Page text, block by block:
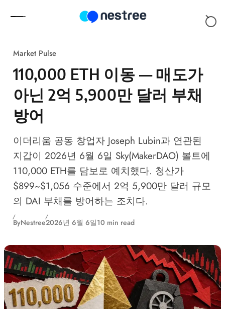
Market Pulse
110,000 ETH 이동 — 매도가
아닌 2억 5,900만 달러 부채
방어
이더리움 공동 창업자 Joseph Lubin과 연관된
지갑이 2026년 6월 6일 Sky(MakerDAO) 볼트에
110,000 ETH를 담보로 예치했다. 청산가
$899~$1,056 수준에서 2억 5,900만 달러 규모
의 DAI 부채를 방어하는 조치다.
ByNestree2026년 6월 6일10 min read